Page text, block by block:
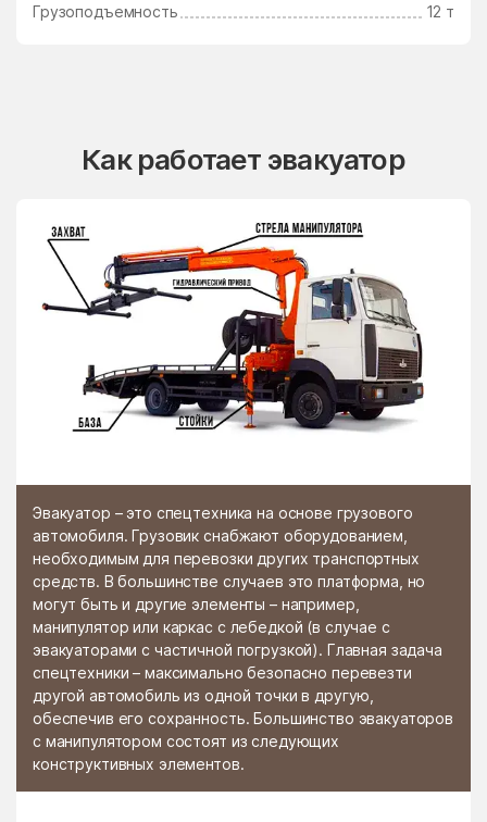
Грузоподъемность
12 т
Как работает эвакуатор
Эвакуатор – это спецтехника на основе грузового
автомобиля. Грузовик снабжают оборудованием,
необходимым для перевозки других транспортных
средств. В большинстве случаев это платформа, но
могут быть и другие элементы – например,
манипулятор или каркас с лебедкой (в случае с
эвакуаторами с частичной погрузкой). Главная задача
спецтехники – максимально безопасно перевезти
другой автомобиль из одной точки в другую,
обеспечив его сохранность. Большинство эвакуаторов
с манипулятором состоят из следующих
конструктивных элементов.